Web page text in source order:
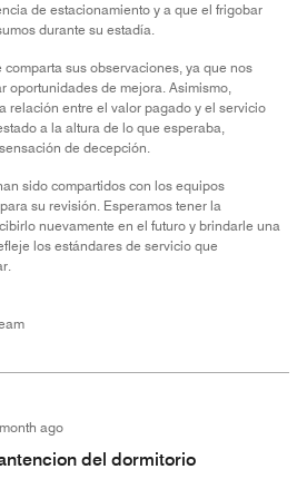
de estacionamiento y a que el frigobar
durante su estadía.
comparta sus observaciones, ya que nos
oportunidades de mejora. Asimismo,
relación entre el valor pagado y el servicio
a la altura de lo que esperaba,
de decepción.
sido compartidos con los equipos
su revisión. Esperamos tener la
nuevamente en el futuro y brindarle una
los estándares de servicio que
ago
del dormitorio